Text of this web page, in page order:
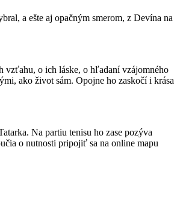
a ešte aj opačným smerom, z Devína na
vzťahu, o ich láske, o hľadaní vzájomného
ako život sám. Opojne ho zaskočí i krása
Na partiu tenisu ho zase pozýva
o nutnosti pripojiť sa na online mapu